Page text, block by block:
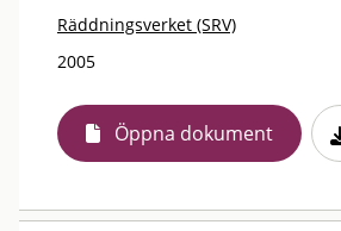
Räddningsverket (SRV)
2005
Öppna dokument